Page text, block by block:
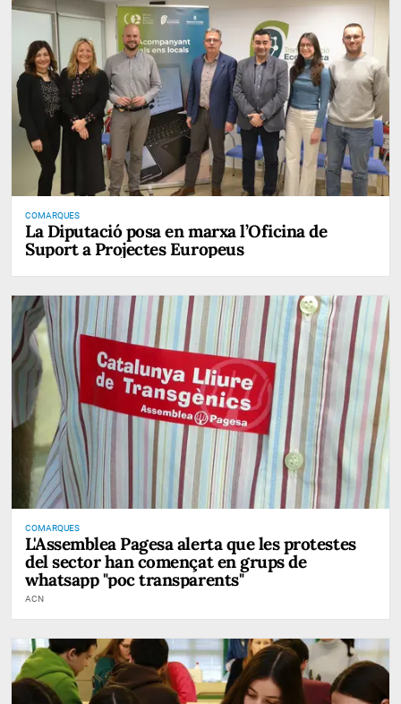
COMARQUES
La Diputació posa en marxa l’Oficina de
Suport a Projectes Europeus
COMARQUES
L'Assemblea Pagesa alerta que les protestes
del sector han començat en grups de
whatsapp "poc transparents"
ACN